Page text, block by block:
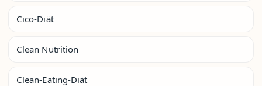
Cico-Diät
Clean Nutrition
Clean-Eating-Diät